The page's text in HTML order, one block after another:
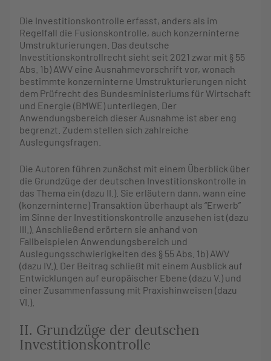
Die Investitionskontrolle erfasst, anders als im
Regelfall die Fusionskontrolle, auch konzerninterne
Umstrukturierungen. Das deutsche
Investitionskontrollrecht sieht seit 2021 zwar mit § 55
Abs. 1b) AWV eine Ausnahmevorschrift vor, wonach
bestimmte konzerninterne Umstrukturierungen nicht
dem Prüfrecht des Bundesministeriums für Wirtschaft
und Energie (BMWE) unterliegen. Der
Anwendungsbereich dieser Ausnahme ist aber eng
begrenzt. Zudem stellen sich zahlreiche
Auslegungsfragen.
Die Autoren führen zunächst mit einem Überblick über
die Grundzüge der deutschen Investitionskontrolle in
das Thema ein (dazu II.). Sie erläutern dann, wann eine
(konzerninterne) Transaktion überhaupt als “Erwerb”
im Sinne der Investitionskontrolle anzusehen ist (dazu
III.). Anschließend erörtern sie anhand von
Fallbeispielen Anwendungsbereich und
Auslegungsschwierigkeiten des § 55 Abs. 1b) AWV
(dazu IV.). Der Beitrag schließt mit einem Ausblick auf
Entwicklungen auf europäischer Ebene (dazu V.) und
einer Zusammenfassung mit Praxishinweisen (dazu
VI.).
II. Grundzüge der deutschen
Investitionskontrolle